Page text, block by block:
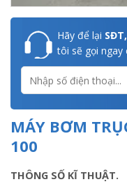
Hãy để lại
tôi sẽ gọi ngay
MÁY BƠM
100
THÔNG SỐ KĨ THUẬT.